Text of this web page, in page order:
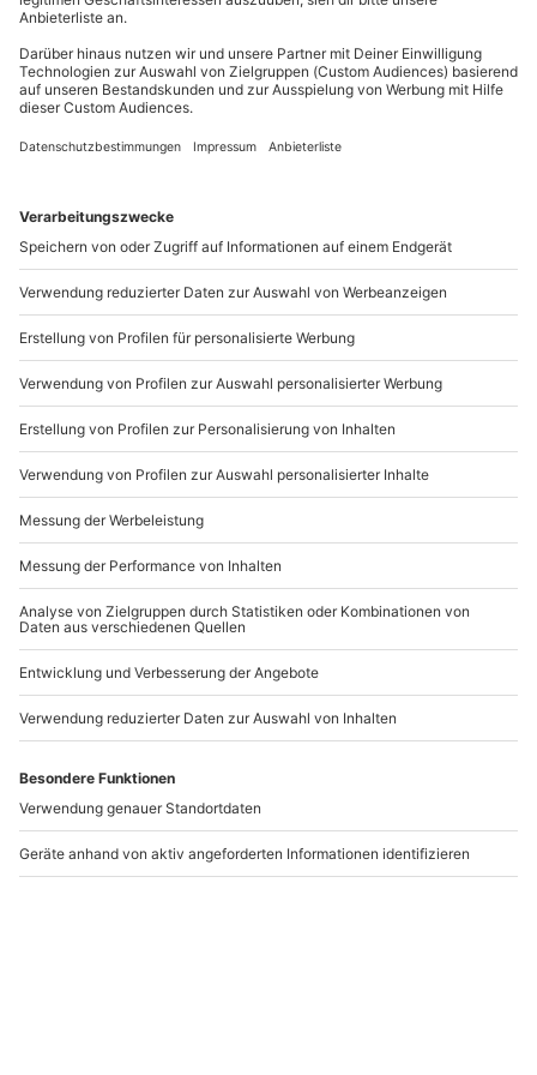
Du möchtest als Firma bestellen?
Mo-Fr: 9-17 Uhr
b2b@mydays.de
www.b2b.mydays.de/
Artikelnummer: 45795
Andere Produkte entdecken
Tier Fotoshooting
Wiesbaden
Wiesbaden
1-6 Personen
72,90 €
Tier Fotoshooting
Mühlheim an der Ruhr
1-6 Personen
3 (1) 72,90 €